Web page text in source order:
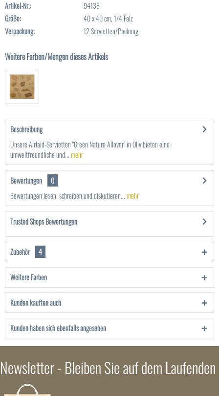
Artikel-Nr.:
94138
Größe:
40 x 40 cm, 1/4 Falz
Verpackung:
12 Servietten/Packung
Weitere Farben/Mengen dieses Artikels
Beschreibung
Unsere Airlaid-Servietten "Green Nature Allover" in Oliv bieten eine
umweltfreundliche und...mehr
Bewertungen
0
Bewertungen lesen, schreiben und diskutieren...mehr
Trusted Shops Bewertungen
Zubehör 4
Weitere Farben
Kunden kauften auch
Kunden haben sich ebenfalls angesehen
Newsletter - Bleiben Sie auf dem Laufenden